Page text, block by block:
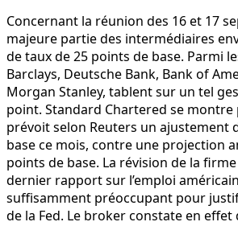
Concernant la réunion des 16 et 17
majeure partie des intermédiaires
de taux de 25 points de base. Parmi
Barclays, Deutsche Bank, Bank of
Morgan Stanley, tablent sur un tel
point. Standard Chartered se montre
prévoit selon Reuters un ajustement
base ce mois, contre une projection
points de base. La révision de la
dernier rapport sur l’emploi
suffisamment préoccupant pour
de la Fed. Le broker constate en effet